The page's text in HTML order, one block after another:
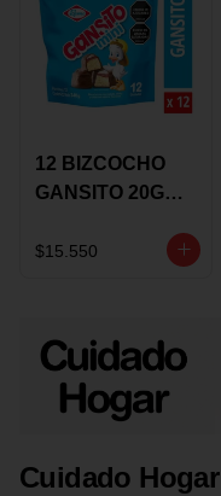
12 BIZCOCHO
GANSITO 20G
MERMELADA
$15.550
Cuidado Hogar